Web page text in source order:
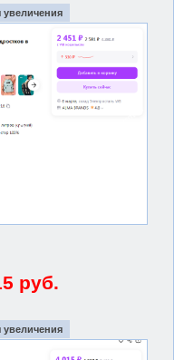
увеличения
руб.
увеличения